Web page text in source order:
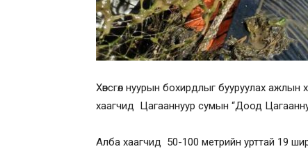
Хөвсгөл нуурын бохирдлыг бууруулах
хаагчид Цагааннуур сумын “Доод
Алба хаагчид 50-100 метрийн урттай 19